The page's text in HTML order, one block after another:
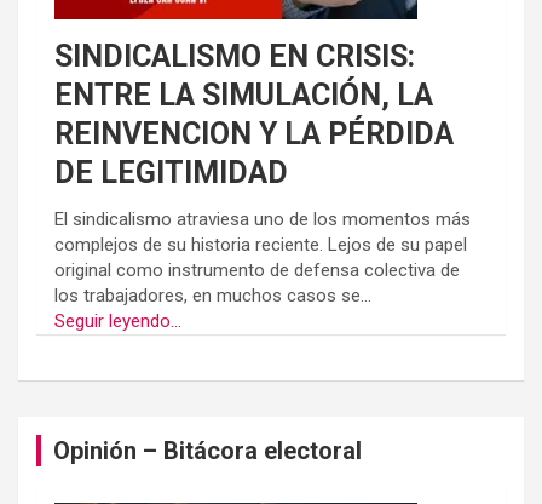
SINDICALISMO EN CRISIS:
ENTRE LA SIMULACIÓN, LA
REINVENCION Y LA PÉRDIDA
DE LEGITIMIDAD
El sindicalismo atraviesa uno de los momentos más
complejos de su historia reciente. Lejos de su papel
original como instrumento de defensa colectiva de
los trabajadores, en muchos casos se...
Seguir leyendo...
Opinión – Bitácora electoral